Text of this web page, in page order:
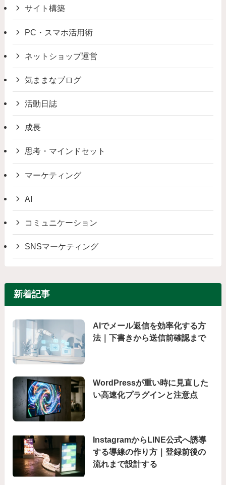
サイト構築
PC・スマホ活用術
ネットショップ運営
気ままなブログ
活動日誌
成長
思考・マインドセット
マーケティング
AI
コミュニケーション
SNSマーケティング
新着記事
AIでメール返信を効率化する方
法｜下書きから送信前確認まで
WordPressが重い時に見直した
い高速化プラグインと注意点
InstagramからLINE公式へ誘導
する導線の作り方｜登録前後の
流れまで設計する